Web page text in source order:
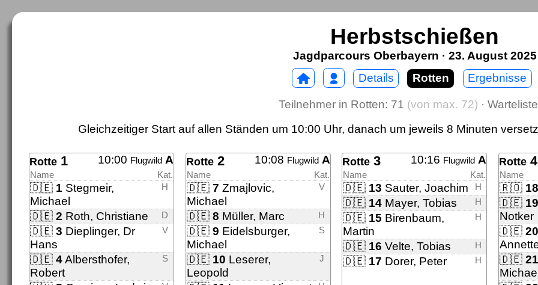
Herbstschießen
Jagdparcours Oberbayern · 23. August 2025
Details
Rotten Ergebnisse
Teilnehmer in Rotten: 71 (von max. 72) ·
Gleichzeitiger Start auf allen Ständen um 10:00 Uhr, danach um jeweils 8 Minuten
Rotte1 10:00 Flugwild A
Name Kat.
🇩🇪 1 Stegmeir,
Michael
H
🇩🇪 2 Roth, Christiane D
🇩🇪 3 Dieplinger, Dr
Hans
V
🇩🇪 4Albersthofer,
Robert
S
Rotte2 10:08 Flugwild A
Name Kat.
🇩🇪 7 Zmajlovic,
Michael
V
🇩🇪 8 Müller, Marc H
🇩🇪 9 Eidelsburger,
Michael
S
🇩🇪 10 Leserer,
Leopold
J
Rotte 3 10:16 Flugwild A
Name Kat.
🇩🇪 13 Sauter, Joachim H
🇩🇪 14 Mayer, Tobias H
🇩🇪 15 Birenbaum,
Martin
H
🇩🇪 16 Velte, Tobias H
🇩🇪 17 Dorer, Peter H
Rotte4
Name
🇷🇴 18
🇩🇪 19
Notker
🇩🇪 20
🇩🇪 21